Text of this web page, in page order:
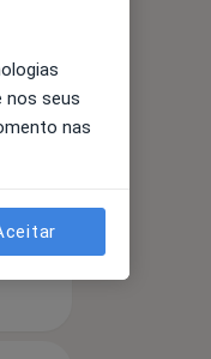
nos seus
nas